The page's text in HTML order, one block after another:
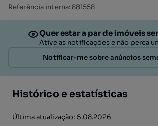
Referência interna: 881558
Quer estar a par de imóveis
Ative as notificações e não perca
Notificar-me sobre anúncios
Histórico e estatísticas
Última atualização: 6.08.2026